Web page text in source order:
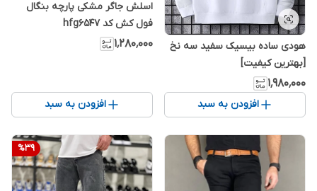
هودی ساده بیسیک سفید سه نخ
[بهترین کیفیت]
۱٬۹۸۰٬۰۰۰
افزودن به سبد
اسلش جاگر مشکی پارچه بنگال
فول کش کد hfg6547
۱٬۲۸۰٬۰۰۰
افزودن به سبد
%39